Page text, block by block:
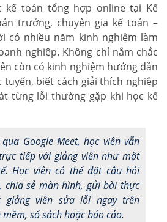
kế toán tổng hợp online tại Kế
trưởng, chuyên gia kế toán –
có nhiều năm kinh nghiệm làm
nghiệp. Không chỉ nắm chắc
còn có kinh nghiệm hướng dẫn
biết cách giải thích nghiệp
từng lỗi thường gặp khi học kế
Google Meet, học viên vẫn
tiếp với giảng viên như một
Học viên có thể đặt câu hỏi
chia sẻ màn hình, gửi bài thực
giảng viên sửa lỗi ngay trên
sổ sách hoặc báo cáo.